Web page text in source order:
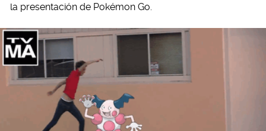
la presentación de Pokémon Go.